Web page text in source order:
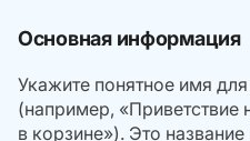
Основная информация
Укажите понятное имя
(например,
в корзине»). Это